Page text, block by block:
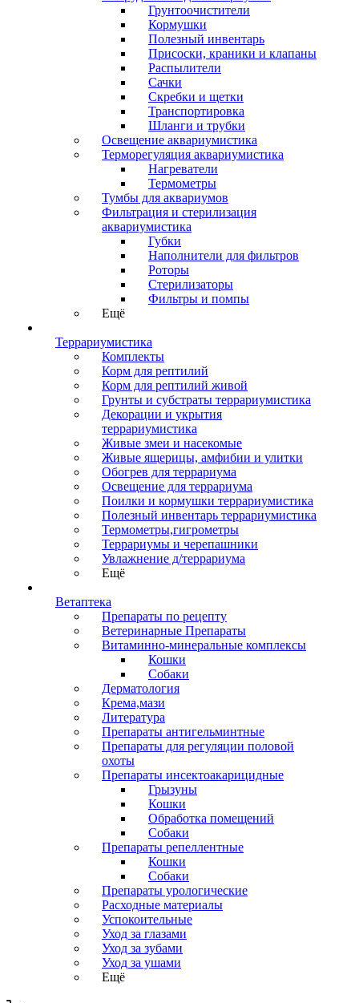
Грунтоочистители
Кормушки
Полезный инвентарь
Присоски, краники и клапаны
Распылители
Сачки
Скребки и щетки
Транспортировка
Шланги и трубки
Освещение аквариумистика
Терморегуляция аквариумистика
Нагреватели
Термометры
Тумбы для аквариумов
Фильтрация и стерилизация
аквариумистика
Губки
Наполнители для фильтров
Роторы
Стерилизаторы
Фильтры и помпы
Ещё
Террариумистика
Комплекты
Корм для рептилий
Корм для рептилий живой
Грунты и субстраты террариумистика
Декорации и укрытия
террариумистика
Живые змеи и насекомые
Живые ящерицы, амфибии и улитки
Обогрев для террариума
Освещение для террариума
Поилки и кормушки террариумистика
Полезный инвентарь террариумистика
Термометры,гигрометры
Террариумы и черепашники
Увлажнение д/террариума
Ещё
Ветаптека
Препараты по рецепту
Ветеринарные Препараты
Витаминно-минеральные комплексы
Кошки
Собаки
Дерматология
Крема,мази
Литература
Препараты антигельминтные
Препараты для регуляции половой
охоты
Препараты инсектоакарицидные
Грызуны
Кошки
Обработка помещений
Собаки
Препараты репеллентные
Кошки
Собаки
Препараты урологические
Расходные материалы
Успокоительные
Уход за глазами
Уход за зубами
Уход за ушами
Ещё